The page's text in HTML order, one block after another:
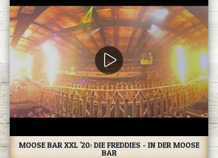
MOOSE BAR XXL '20: DIE FREDDIES - IN DER MOOSE
BAR